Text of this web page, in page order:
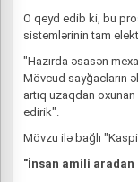
O qeyd edib ki, bu
sistemlərinin tam
"Hazırda əsasən
Mövcud sayğacların
artıq uzaqdan
edirik".
Mövzu ilə bağlı
"İnsan amili aradan